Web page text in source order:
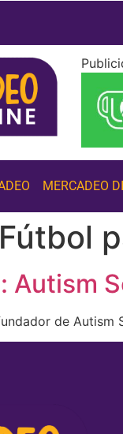
MERCADEO
Fútbol
Autism
de